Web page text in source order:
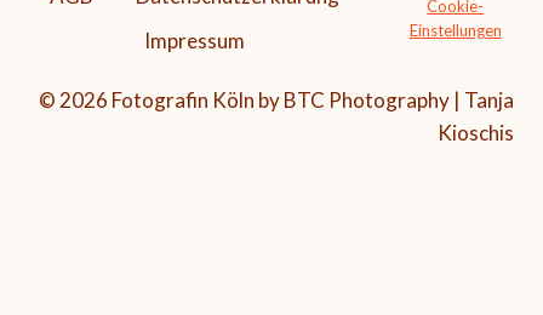
Impressum
Cookie-
Einstellungen
© 2026 Fotografin Köln by BTC Photography | Tanja
Kioschis